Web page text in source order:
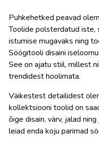
Puhkehetked peavad
Toolide polsterdatud
istumise mugavaks ning
Söögitooli disaini
See on ajatu stiil, millest
trendidest hoolimata.
Väikestest detailidest
kollektsiooni toolid on
õige disain, värv, jalad
leiad enda koju parimad